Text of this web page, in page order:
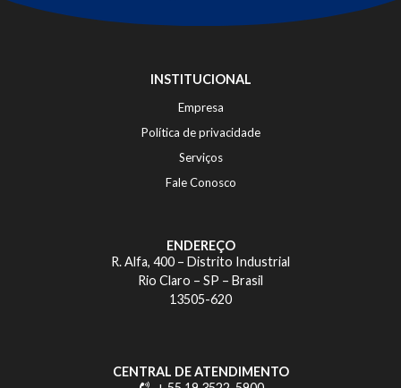
INSTITUCIONAL
Empresa
Política de privacidade
Serviços
Fale Conosco
ENDEREÇO
R. Alfa, 400 – Distrito Industrial
Rio Claro – SP – Brasil
13505-620
CENTRAL DE ATENDIMENTO